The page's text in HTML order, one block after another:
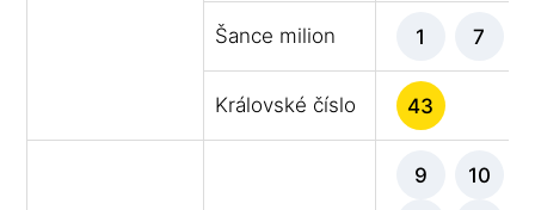
Šance milion 1 7
Královské číslo 43
9 10